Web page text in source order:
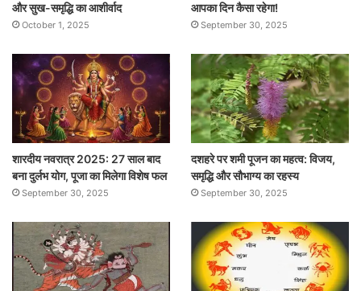
और सुख-समृद्धि का आशीर्वाद
October 1, 2025
आपका दिन कैसा रहेगा!
September 30, 2025
शारदीय नवरात्र 2025: 27 साल बाद
बना दुर्लभ योग, पूजा का मिलेगा विशेष फल
September 30, 2025
दशहरे पर शमी पूजन का महत्व: विजय,
समृद्धि और सौभाग्य का रहस्य
September 30, 2025